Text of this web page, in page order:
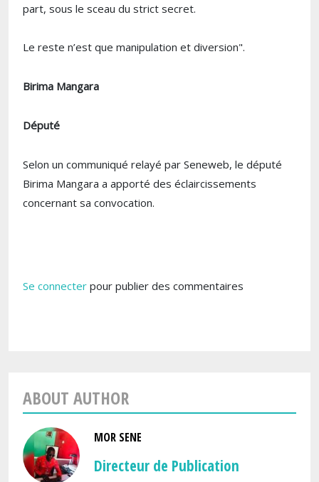
part, sous le sceau du strict secret.
Le reste n’est que manipulation et diversion".
Birima Mangara
Député
Selon un communiqué relayé par Seneweb, le député
Birima Mangara a apporté des éclaircissements
concernant sa convocation.
Se connecter pour publier des commentaires
ABOUT AUTHOR
MOR SENE
Directeur de Publication